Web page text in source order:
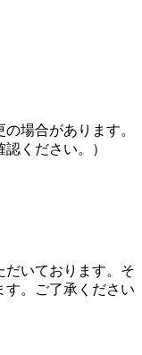
場合があります。
ください。）
だいております。そ
す。ご了承ください